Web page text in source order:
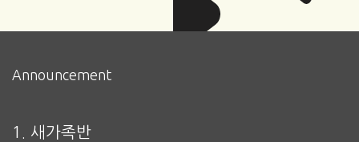
Announcement
1. 새가족반